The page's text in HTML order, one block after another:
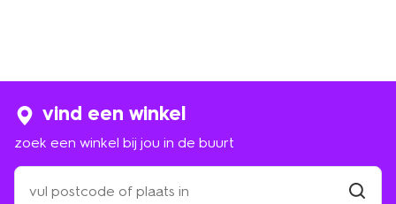
vind een winkel
zoek een winkel bij jou in de buurt
zoek
een